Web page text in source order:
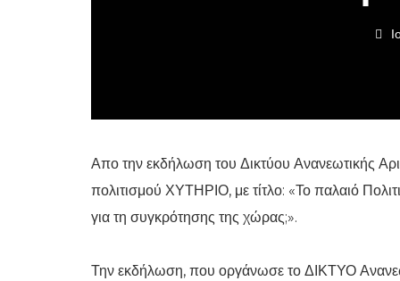
Απο την εκδήλωση του Δικτύου Ανανεωτικής
πολιτισμού ΧΥΤΗΡΙΟ, με τίτλο: «Το παλαιό
για τη συγκρότησης της χώρας;».
Την εκδήλωση, που οργάνωσε το ΔΙΚΤΥΟ